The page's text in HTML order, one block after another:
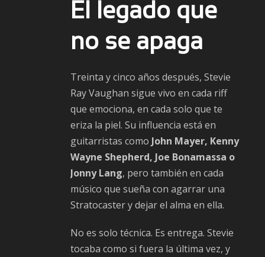
El legado que
no se apaga
Treinta y cinco años después, Stevie
Ray Vaughan sigue vivo en cada riff
que emociona, en cada solo que te
eriza la piel. Su influencia está en
guitarristas como John Mayer, Kenny
Wayne Shepherd, Joe Bonamassa o
Jonny Lang, pero también en cada
músico que sueña con agarrar una
Stratocaster y dejar el alma en ella.
No es solo técnica. Es entrega. Stevie
tocaba como si fuera la última vez, y